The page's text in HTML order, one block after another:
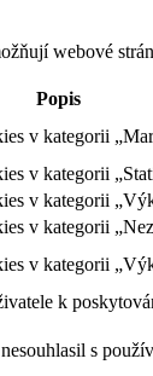
webové
Popis
v kategorii
v kategorii
v kategorii
v kategorii
v kategorii
k
s